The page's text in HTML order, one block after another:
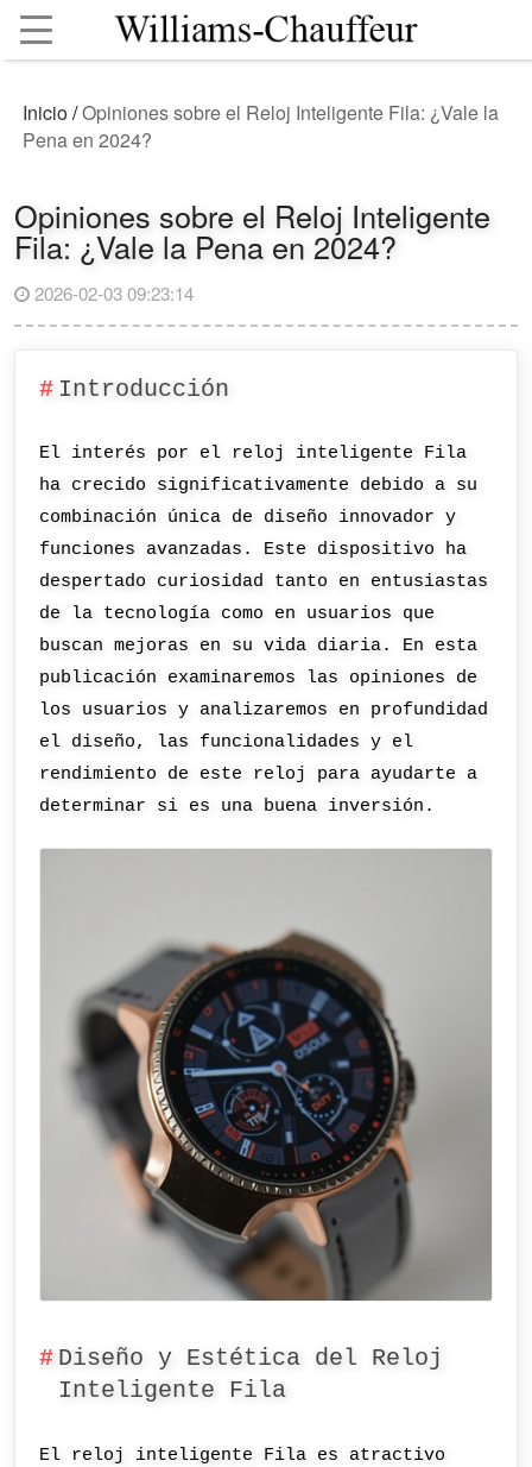
Inicio/Opiniones sobre el Reloj Inteligente Fila: ¿Vale la
Pena en 2024?
Opiniones sobre el Reloj Inteligente
Fila: ¿Vale la Pena en 2024?
2026-02-03 09:23:14
Introducción
El interés por el reloj inteligente Fila
ha crecido significativamente debido a su
combinación única de diseño innovador y
funciones avanzadas. Este dispositivo ha
despertado curiosidad tanto en entusiastas
de la tecnología como en usuarios que
buscan mejoras en su vida diaria. En esta
publicación examinaremos las opiniones de
los usuarios y analizaremos en profundidad
el diseño, las funcionalidades y el
rendimiento de este reloj para ayudarte a
determinar si es una buena inversión.
Diseño y Estética del Reloj
Inteligente Fila
El reloj inteligente Fila es atractivo